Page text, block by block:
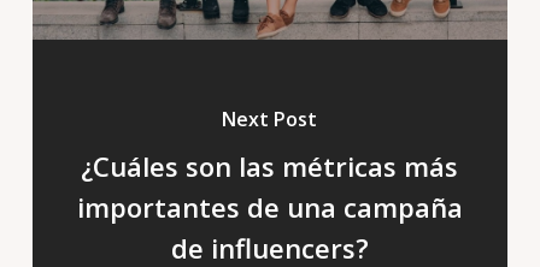
Next Post
¿Cuáles son las métricas más
importantes de una campaña
de influencers?